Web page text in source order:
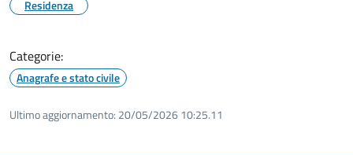
Residenza
Categorie:
Anagrafe e stato civile
Ultimo aggiornamento: 20/05/2026 10:25.11